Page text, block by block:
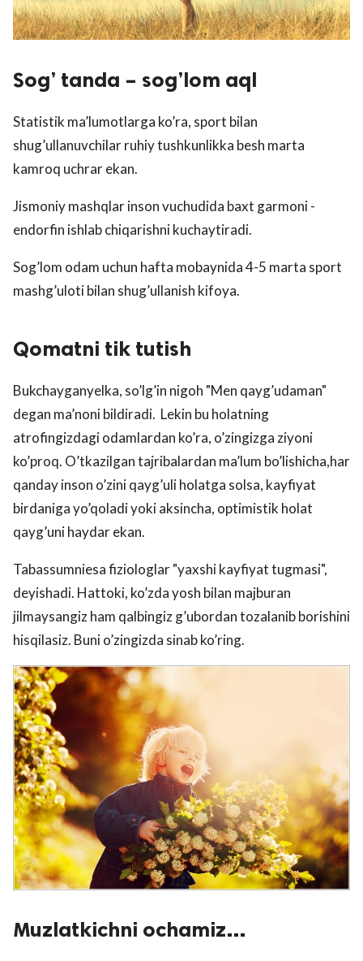
Sog’ tanda – sog’lom aql
Statistik ma’lumotlarga ko’ra, sport bilan
shug’ullanuvchilar ruhiy tushkunlikka besh marta
kamroq uchrar ekan.
Jismoniy mashqlar inson vuchudida baxt garmoni -
endorfin ishlab chiqarishni kuchaytiradi.
Sog’lom odam uchun hafta mobaynida 4-5 marta sport
mashg’uloti bilan shug’ullanish kifoya.
Qomatni tik tutish
Bukchayganyelka, so’lg’in nigoh "Men qayg’udaman"
degan ma’noni bildiradi. Lekin bu holatning
atrofingizdagi odamlardan ko’ra, o’zingizga ziyoni
ko’proq. O’tkazilgan tajribalardan ma’lum bo’lishicha,har
qanday inson o’zini qayg’uli holatga solsa, kayfiyat
birdaniga yo’qoladi yoki aksincha, optimistik holat
qayg’uni haydar ekan.
Tabassumniesa fiziologlar "yaxshi kayfiyat tugmasi",
deyishadi. Hattoki, ko’zda yosh bilan majburan
jilmaysangiz ham qalbingiz g’ubordan tozalanib borishini
hisqilasiz. Buni o’zingizda sinab ko’ring.
Muzlatkichni ochamiz…